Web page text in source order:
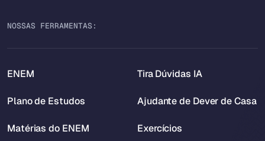
NOSSAS FERRAMENTAS:
ENEM
Plano de Estudos
Matérias do ENEM
Tira Dúvidas IA
Ajudante de Dever de Casa
Exercícios